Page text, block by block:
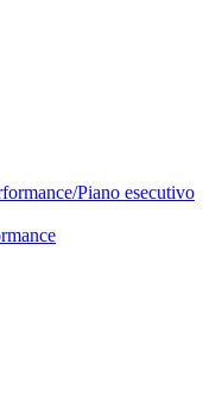
Piano esecutivo